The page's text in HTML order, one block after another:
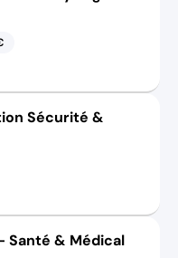
Sécurité &
Santé & Médical